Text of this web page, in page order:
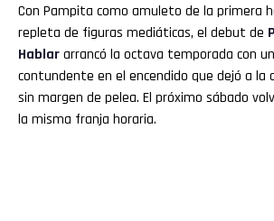
Con Pampita como amuleto de la primera
repleta de figuras mediáticas, el debut de
Hablararrancó la octava temporada con
contundente en el encendido que dejó a la
sin margen de pelea. El próximo sábado
la misma franja horaria.